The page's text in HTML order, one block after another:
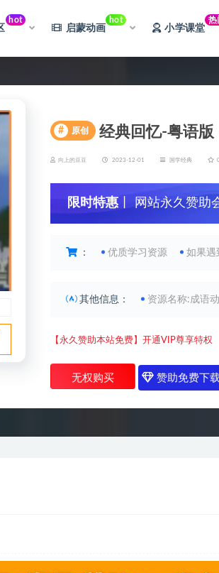
hot
启蒙动画
hot
小学课堂
热
# 原创 经典回忆-粤语版
向上的豆豆 2023-12-01 国学经典
限时特惠 丨 网站永久赞
： 优质学习资源 如果遇
其他信息： 资源名称:成语
【永久赞助本站免费】开通VIP尊享特权
无权购买 赞助免费下